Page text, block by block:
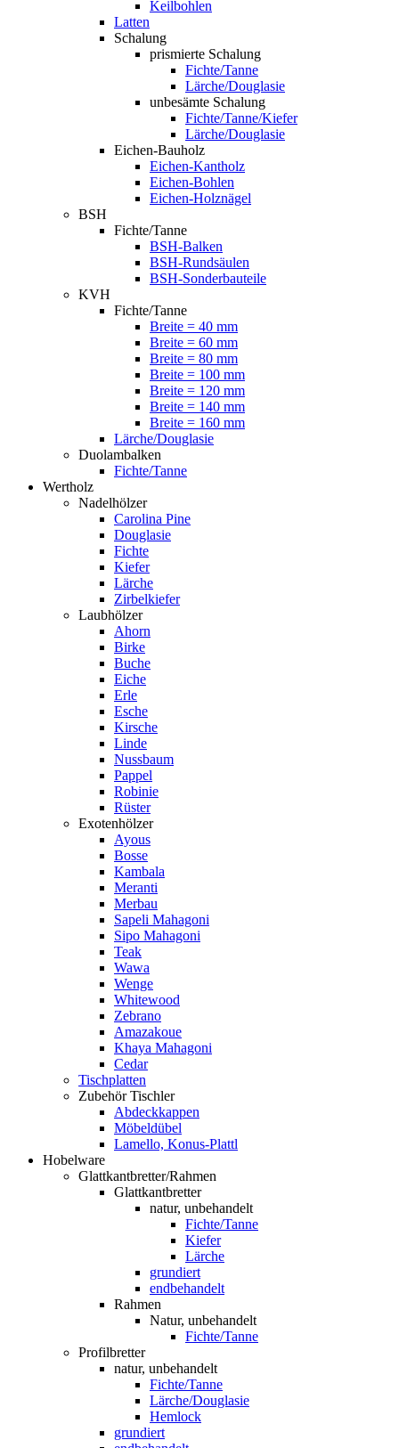
Keilbohlen
Latten
Schalung
prismierte Schalung
Fichte/Tanne
Lärche/Douglasie
unbesämte Schalung
Fichte/Tanne/Kiefer
Lärche/Douglasie
Eichen-Bauholz
Eichen-Kantholz
Eichen-Bohlen
Eichen-Holznägel
BSH
Fichte/Tanne
BSH-Balken
BSH-Rundsäulen
BSH-Sonderbauteile
KVH
Fichte/Tanne
Breite = 40 mm
Breite = 60 mm
Breite = 80 mm
Breite = 100 mm
Breite = 120 mm
Breite = 140 mm
Breite = 160 mm
Lärche/Douglasie
Duolambalken
Fichte/Tanne
Wertholz
Nadelhölzer
Carolina Pine
Douglasie
Fichte
Kiefer
Lärche
Zirbelkiefer
Laubhölzer
Ahorn
Birke
Buche
Eiche
Erle
Esche
Kirsche
Linde
Nussbaum
Pappel
Robinie
Rüster
Exotenhölzer
Ayous
Bosse
Kambala
Meranti
Merbau
Sapeli Mahagoni
Sipo Mahagoni
Teak
Wawa
Wenge
Whitewood
Zebrano
Amazakoue
Khaya Mahagoni
Cedar
Tischplatten
Zubehör Tischler
Abdeckkappen
Möbeldübel
Lamello, Konus-Plattl
Hobelware
Glattkantbretter/Rahmen
Glattkantbretter
natur, unbehandelt
Fichte/Tanne
Kiefer
Lärche
grundiert
endbehandelt
Rahmen
Natur, unbehandelt
Fichte/Tanne
Profilbretter
natur, unbehandelt
Fichte/Tanne
Lärche/Douglasie
Hemlock
grundiert